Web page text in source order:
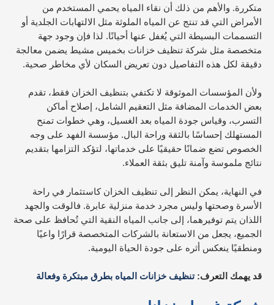
متكررة. والأهم من ذلك أن نقاء المياه يحمي المستخدم من
الأمراض التي قد تنتج عن المياه الملوثة مثل الالتهابات الجلدية أو
التسممات البسيطة التي يُغفل عنها أحيانًا. لذا فإن وجود جهة
متخصصة مثل شركة تنظيف خزانات بخميس مشيط يضمن معالجة
دقيقة لكل هذه التفاصيل دون تعريض السكان لأي مخاطر صحية.
ولأن المؤسسات الموثوقة لا تكتفي بتنظيف الخزان فقط، تقدم
بعض الخدمات المضافة مثل التعقيم الشامل، إصلاح أماكن
التسرب، وقياس جودة المياه بعد الغسيل، وهي خطوات تمنح
المستهلك إحساسًا بالثقة وراحة البال. مؤسسة الفهد على وجه
الخصوص تضع ضمانًا حقيقيًا على خدماتها، لتؤكد التزامها بتقديم
نتائج ملموسة وآمنة تليق بثقة العملاء.
في النهاية، يمكن النظر إلى تنظيف الخزان كاستثمار في راحة
الأسرة وصحتها وليس مجرد خدمة منزلية عابرة. فالوقت والجهد
اللذان يتم توفيرهما، إلى جانب المياه النقية التي تُحافظ على صحة
الجميع، يجعل من الاستعانة بالشركات المتخصصة قرارًا واعيًا
ومنطقيًا ينعكس أثره على جودة الحياة اليومية.
قد يهمك التعرف:تنظيف خزانات المياه بطرق مبتكرة وفعالة